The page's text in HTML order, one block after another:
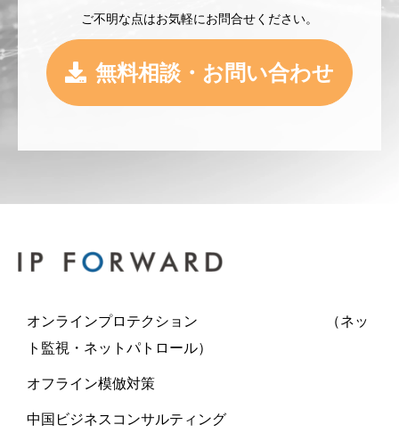
ご不明な点はお気軽にお問合せください。
無料相談・お問い合わせ
オンラインプロテクション （ネッ
ト監視・ネットパトロール）
オフライン模倣対策
中国ビジネスコンサルティング